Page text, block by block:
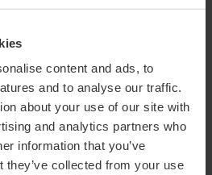
content and ads, to
and to analyse our traffic.
about your use of our site with
and analytics partners who
information that you’ve
they’ve collected from your use